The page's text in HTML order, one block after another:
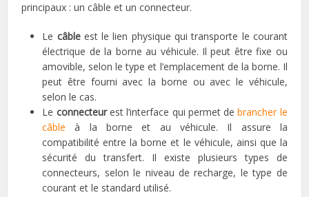
principaux : un câble et un connecteur.
Le câbleest le lien physique qui transporte le courant
électrique de la borne au véhicule. Il peut être fixe ou
amovible, selon le type et l’emplacement de la borne. Il
peut être fourni avec la borne ou avec le véhicule,
selon le cas.
Le connecteurest l’interface qui permet debrancher le
câble à la borne et au véhicule. Il assure la
compatibilité entre la borne et le véhicule, ainsi que la
sécurité du transfert. Il existe plusieurs types de
connecteurs, selon le niveau de recharge, le type de
courant et le standard utilisé.